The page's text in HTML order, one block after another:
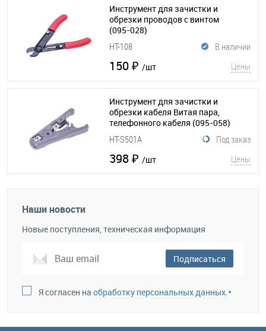
Инструмент для зачистки и
обрезки проводов c винтом
(095-028)
В наличии
HT-108
150 ₽ /шт Цены
Инструмент для зачистки и
обрезки кабеля Витая пара,
телефонного кабеля (095-058)
Под заказ
HT-S501A
398 ₽ /шт Цены
Наши новости
Новые поступления, техническая информация
Подписаться
Я согласен на обработку персональных данных.*